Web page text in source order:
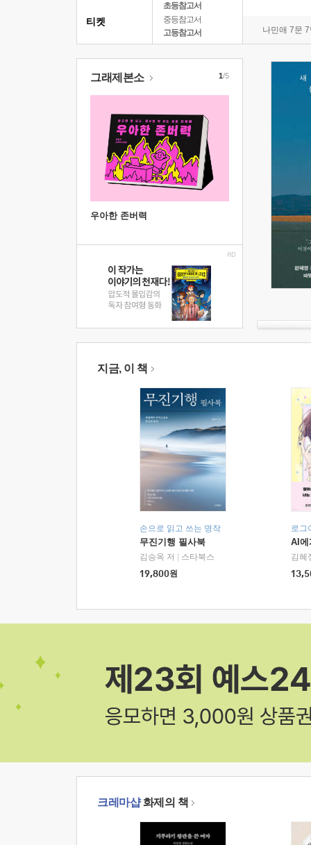
초등참고서
중등참고서
고등참고서
나민애 7문
티켓
그래제본소
우아한 존버력
1/5
지금, 이 책
손으로 읽고 쓰는 명작
무진기행 필사북
김승옥 저
스타북스
19,800원
로그
AI에
김혜
크레마샵화제의 책